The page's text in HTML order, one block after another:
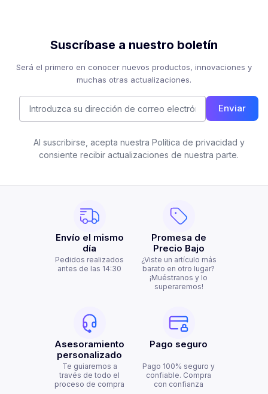
Suscríbase a nuestro boletín
Será el primero en conocer nuevos productos, innovaciones y
muchas otras actualizaciones.
Enviar
Al suscribirse, acepta nuestra Política de privacidad y
consiente recibir actualizaciones de nuestra parte.
Envío el mismo
día
Pedidos realizados
antes de las 14:30
Promesa de
Precio Bajo
¿Viste un artículo más
barato en otro lugar?
¡Muéstranos y lo
superaremos!
Asesoramiento
personalizado
Te guiaremos a
través de todo el
proceso de compra
Pago seguro
Pago 100% seguro y
confiable. Compra
con confianza